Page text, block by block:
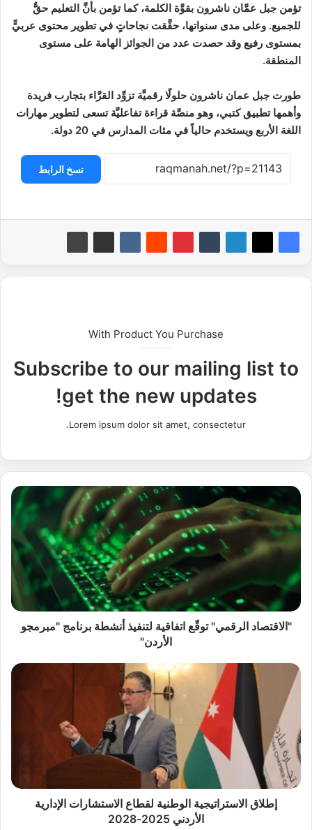
تؤمن جبل عمَّان ناشرون بقوَّة الكلمة، كما تؤمن بأنَّ التعليم حقٌّ
للجميع. وعلى مدى سنواتها، حقَّقت نجاحاتٍ في تطوير محتوى عربيٍّ
بمستوى رفيع وقد حصدت عدد من الجوائز الهامة على مستوى
المنطقة.
طورت جبل عمان ناشرون حلولًا رقميَّة تزوِّد القرَّاء بتجارب فريدة
وأهمها تطبيق كتبي، وهو منصَّة قراءة تفاعليَّة تسعى لتطوير مهارات
اللغة الأربع ويستخدم حالياً في مئات المدارس في 20 دولة.
نسخ الرابط
With Product You Purchase
Subscribe to our mailing list to
get the new updates!
Lorem ipsum dolor sit amet, consectetur.
"
ل
ا
ق
ص
د
ق
ت
و
قّ
ا
"الاقتصاد الرقمي" توقّع اتفاقية لتنفيذ أنشطة برنامج "مبرمجو
الأردن"
إ
ط
ق
ا
ل
س
إطلاق الاستراتيجية الوطنية لقطاع الاستشارات الإدارية
الأردني 2025-2028